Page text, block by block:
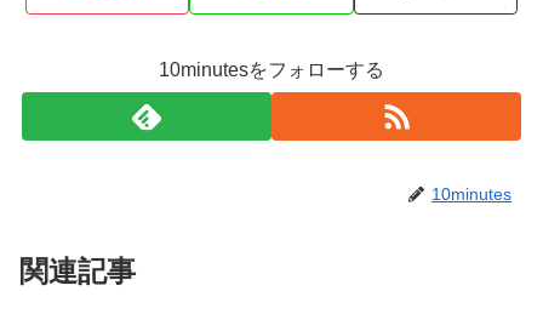
10minutesをフォローする
10minutes
関連記事